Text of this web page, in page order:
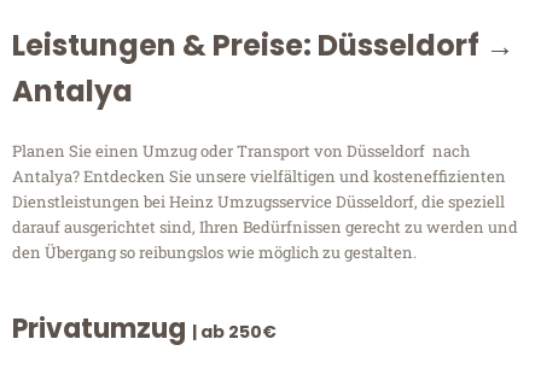
Leistungen & Preise: Düsseldorf →
Antalya
Planen Sie einen Umzug oder Transport von Düsseldorf nach
Antalya? Entdecken Sie unsere vielfältigen und kosteneffizienten
Dienstleistungen bei Heinz Umzugsservice Düsseldorf, die speziell
darauf ausgerichtet sind, Ihren Bedürfnissen gerecht zu werden und
den Übergang so reibungslos wie möglich zu gestalten.
Privatumzug | ab 250€